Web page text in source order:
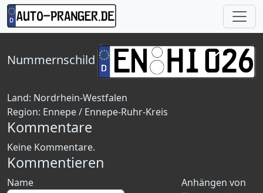
Nummernschild
Land: Nordrhein-Westfalen
Region: Ennepe / Ennepe-Ruhr-Kreis
Kommentare
Keine Kommentare.
Kommentieren
Anhängen von
Name